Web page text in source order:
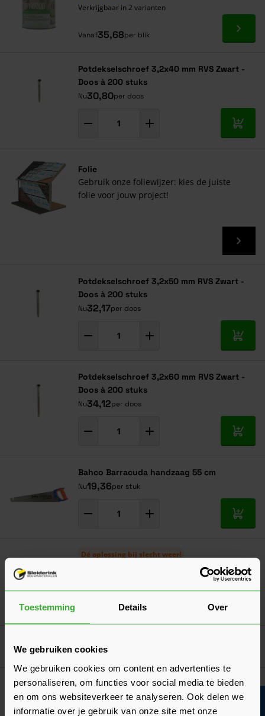
Toestemming Details Over
We gebruiken cookies
We gebruiken cookies om content en advertenties te
personaliseren, om functies voor social media te bieden
en om ons websiteverkeer te analyseren. Ook delen we
informatie over je gebruik van onze site met onze
Verkrijgbaar in 2 varianten
Vanaf35,68per blik Ga
Potdekselschroef 3,2x40 mm RVS Zwart -
Doos à 200 stuks
Nu30,80per doos
In
Folie
Gebruik onze foliewijzer: kies de juiste
folie voor jouw project!
Potdekselschroef 3,2x50 mm RVS Zwart -
Doos à 200 stuks
Nu32,17per doos
In
Potdekselschroef 3,2x60 mm RVS Zwart -
Doos à 200 stuks
Nu34,12per doos
In
Bahco Barracuda handzaag 55 cm
Nu19,36per stuk
In
Dé oplossing bij slecht weer!
per stuk
Goed voorbereid aan de slag
Duurzaamheid
De duurzaamheidsklasse van hout